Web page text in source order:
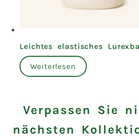
Leichtes elastisches
Weiterlesen
Verpassen Sie
nächsten